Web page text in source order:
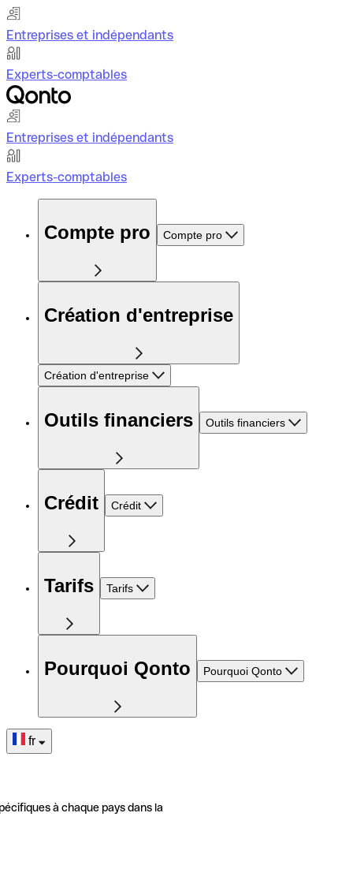
Entreprises et indépendants
Experts-comptables
Entreprises et indépendants
Experts-comptables
Compte pro Compte pro
Création d'entreprise
Création d'entreprise
Outils financiers Outils financiers
Crédit Crédit
Tarifs Tarifs
Pourquoi Qonto Pourquoi Qonto
fr
à chaque pays dans la